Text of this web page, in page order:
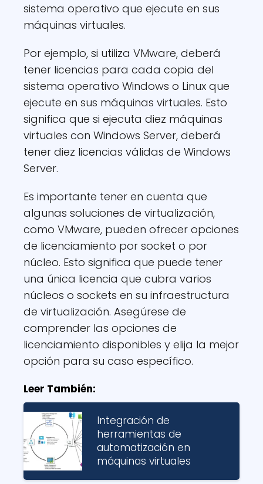
sistema operativo que ejecute en sus
máquinas virtuales.
Por ejemplo, si utiliza VMware, deberá
tener licencias para cada copia del
sistema operativo Windows o Linux que
ejecute en sus máquinas virtuales. Esto
significa que si ejecuta diez máquinas
virtuales con Windows Server, deberá
tener diez licencias válidas de Windows
Server.
Es importante tener en cuenta que
algunas soluciones de virtualización,
como VMware, pueden ofrecer opciones
de licenciamiento por socket o por
núcleo. Esto significa que puede tener
una única licencia que cubra varios
núcleos o sockets en su infraestructura
de virtualización. Asegúrese de
comprender las opciones de
licenciamiento disponibles y elija la mejor
opción para su caso específico.
Leer También:
Integración de
herramientas de
automatización en
máquinas virtuales